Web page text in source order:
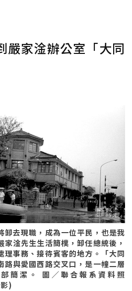
嚴家淦辦公室「大同
卸去現職，成為一位平民，也是我
家淦先生生活簡樸，卸任總統後，
理事務、接待賓客的地方。「大同
路與愛國西路交叉口，是一幢二層
簡潔。 圖／聯合報系資料照
)